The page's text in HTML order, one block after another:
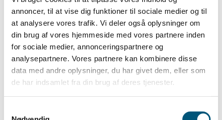
annoncer, til at vise dig funktioner til sociale medier og til
at analysere vores trafik. Vi deler også oplysninger om
din brug af vores hjemmeside med vores partnere inden
for sociale medier, annonceringspartnere og
analysepartnere. Vores partnere kan kombinere disse
data med andre oplysninger, du har givet dem, eller som
de har indsamlet fra din brug af deres tjenester.
18. SEPTEMBER 2023
Lønregulering for ansatte læger i kapaciteter pr. 01-10-2023
August 2023
9. AUGUST 2023
PLA afholder gå hjem-møder om lægens rolle som arbejdsgiver